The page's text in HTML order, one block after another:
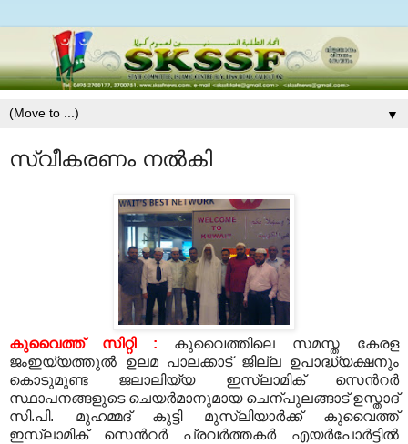
▼
സ്വീകരണം നല്‍കി
കുവൈത്ത് സിറ്റി :
കുവൈത്തിലെ സമസ്ത കേരള
ജംഇയ്യത്തുല്‍ ഉലമ പാലക്കാട് ജില്ല ഉപാദ്ധ്യക്ഷനും
കൊടുമുണ്ട ജലാലിയ്യ ഇസ്‍ലാമിക് സെന്‍റര്‍
സ്ഥാപനങ്ങളുടെ ചെയര്‍മാനുമായ ചെന്പുലങ്ങാട് ഉസ്താദ്
സി.പി. മുഹമ്മദ് കുട്ടി മുസ്‍ലിയാര്‍ക്ക് കുവൈത്ത്
ഇസ്‍ലാമിക് സെന്‍റര്‍ പ്രവര്‍ത്തകര്‍ എയര്‍പോര്‍ട്ടില്‍